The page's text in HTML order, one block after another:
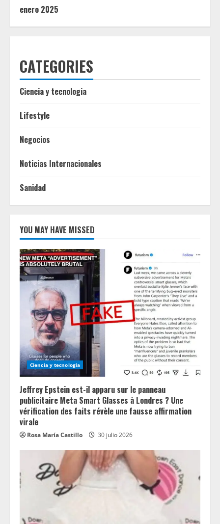
enero 2025
CATEGORIES
Ciencia y tecnologia
Lifestyle
Negocios
Noticias Internacionales
Sanidad
YOU MAY HAVE MISSED
Ciencia y tecnologia
Jeffrey Epstein est-il apparu sur le panneau
publicitaire Meta Smart Glasses à Londres ? Une
vérification des faits révèle une fausse affirmation
virale
Rosa María Castillo 30 julio 2026